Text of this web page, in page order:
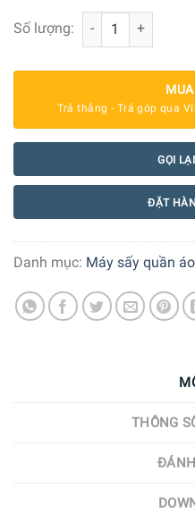
Số lượng: Máy sấy bơm nhiệt
Trả thẳng - Trả góp qua
GỌI
ĐẶT
Danh mục: Máy sấy quần
THÔNG